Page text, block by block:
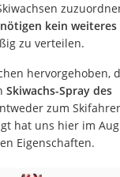
kein weiteres
zu verteilen.
hervorgehoben,
Skiwachs-Spray des
zum
hat uns hier im
Eigenschaften.